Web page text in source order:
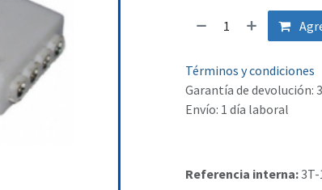
Términos y condiciones
Garantía de devolución:
Envío: 1 día laboral
Referencia interna: